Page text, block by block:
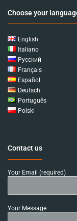
Choose your
English
Italiano
Русский
Français
Español
Deutsch
Português
Polski
Contact us
Your Email (required)
Your Message